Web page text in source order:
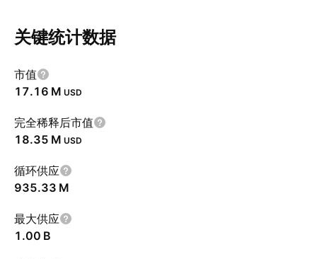
关键统计数据
市值
‪17.16 M‬ USD
完全稀释后市值
‪18.35 M‬ USD
循环供应
‪935.33 M‬
最大供应
‪1.00 B‬